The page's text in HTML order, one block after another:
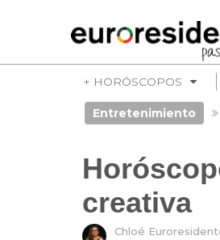
+ HORÓSCOPOS
Entretenimiento
creativa
Chloé